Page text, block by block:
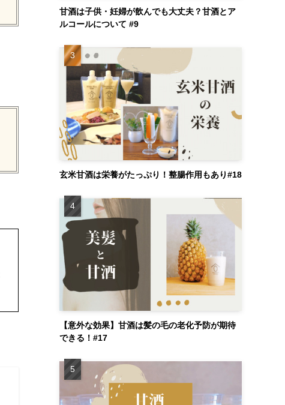
甘酒は子供・妊婦が飲んでも大丈夫？甘酒とア
ルコールについて #9
玄米甘酒は栄養がたっぷり！整腸作用もあり#18
【意外な効果】甘酒は髪の毛の老化予防が期待
できる！#17